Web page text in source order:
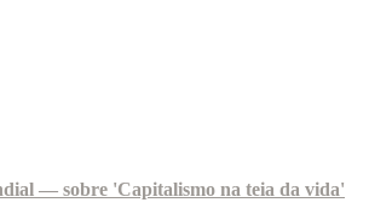
— sobre 'Capitalismo na teia da vida'